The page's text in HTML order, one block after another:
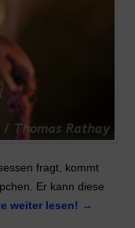
fragt, kommt
Er kann diese
weiter lesen! →